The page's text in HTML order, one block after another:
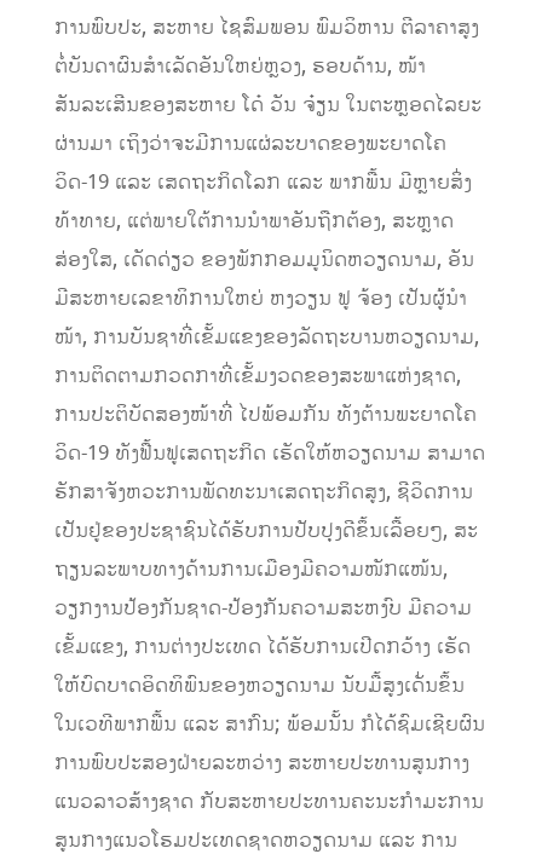
ການພົບປະ, ສະຫາຍ ໄຊສົມພອນ ພົມວິຫານ ຕີລາຄາສູງ
ຕໍ່ບັນດາຜົນສຳເລັດອັນໃຫຍ່ຫຼວງ, ຮອບດ້ານ, ໜ້າ
ສັນລະເສີນຂອງສະຫາຍ ໂດ໋ ວັນ ຈ໋ຽນ ໃນຕະຫຼອດໄລຍະ
ຜ່ານມາ ເຖິງວ່າຈະມີການແຜ່ລະບາດຂອງພະຍາດໂຄ
ວິດ-19 ແລະ ເສດຖະກິດໂລກ ແລະ ພາກພື້ນ ມີຫຼາຍສິ່ງ
ທ້າທາຍ, ແຕ່ພາຍໃຕ້ການນໍາພາອັນຖືກຕ້ອງ, ສະຫຼາດ
ສ່ອງໃສ, ເດັດດ່ຽວ ຂອງພັກກອມມູນິດຫວຽດນາມ, ອັນ
ມີສະຫາຍເລຂາທິການໃຫຍ່ ຫງວຽນ ຟູ ຈ້ອງ ເປັນຜູ້ນໍາ
ໜ້າ, ການບັນຊາທີ່ເຂັ້ມແຂງຂອງລັດຖະບານຫວຽດນາມ,
ການຕິດຕາມກວດກາທີ່ເຂັ້ມງວດຂອງສະພາແຫ່ງຊາດ,
ການປະຕິບັດສອງໜ້າທີ່ ໄປພ້ອມກັນ ທັງຕ້ານພະຍາດໂຄ
ວິດ-19 ທັງຟື້ນຟູເສດຖະກິດ ເຮັດໃຫ້ຫວຽດນາມ ສາມາດ
ຮັກສາຈັງຫວະການພັດທະນາເສດຖະກິດສູງ, ຊີວິດການ
ເປັນຢູ່ຂອງປະຊາຊົນໄດ້ຮັບການປັບປຸງດີຂຶ້ນເລື້ອຍໆ, ສະ
ຖຽນລະພາບທາງດ້ານການເມືອງມີຄວາມໜັກແໜ້ນ,
ວຽກງານປ້ອງກັນຊາດ-ປ້ອງກັນຄວາມສະຫງົບ ມີຄວາມ
ເຂັ້ມແຂງ, ການຕ່າງປະເທດ ໄດ້ຮັບການເປີດກວ້າງ ເຮັດ
ໃຫ້ບົດບາດອິດທິພົນຂອງຫວຽດນາມ ນັບມື້ສູງເດັ່ນຂຶ້ນ
ໃນເວທີພາກພື້ນ ແລະ ສາກົນ; ພ້ອມນັ້ນ ກໍໄດ້ຊົມເຊີຍຜົນ
ການພົບປະສອງຝ່າຍລະຫວ່າງ ສະຫາຍປະທານສູນກາງ
ແນວລາວສ້າງຊາດ ກັບສະຫາຍປະທານຄະນະກໍາມະການ
ສູນກາງແນວໂຮມປະເທດຊາດຫວຽດນາມ ແລະ ການ